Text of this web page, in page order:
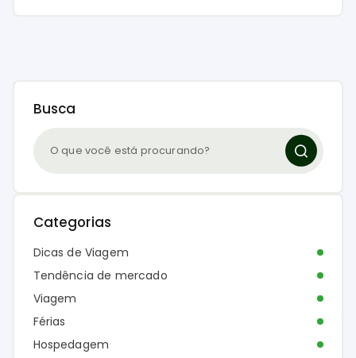
Busca
Categorias
Dicas de Viagem
Tendência de mercado
Viagem
Férias
Hospedagem